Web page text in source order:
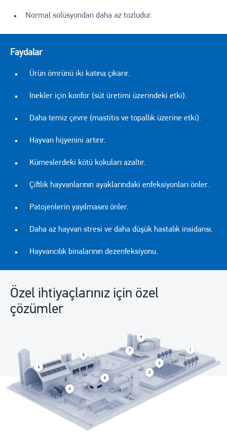
Normal solüsyondan daha az tozludur.
Faydalar
Ürün ömrünü iki katına çıkarır.
İnekler için konfor (süt üretimi üzerindeki etki).
Daha temiz çevre (mastitis ve topallık üzerine etki).
Hayvan hijyenini artırır.
Kümeslerdeki kötü kokuları azaltır.
Çiftlik hayvanlarının ayaklarındaki enfeksiyonları önler.
Patojenlerin yayılmasını önler.
Daha az hayvan stresi ve daha düşük hastalık insidansı.
Hayvancılık binalarının dezenfeksiyonu.
Özel ihtiyaçlarınız için özel
çözümler